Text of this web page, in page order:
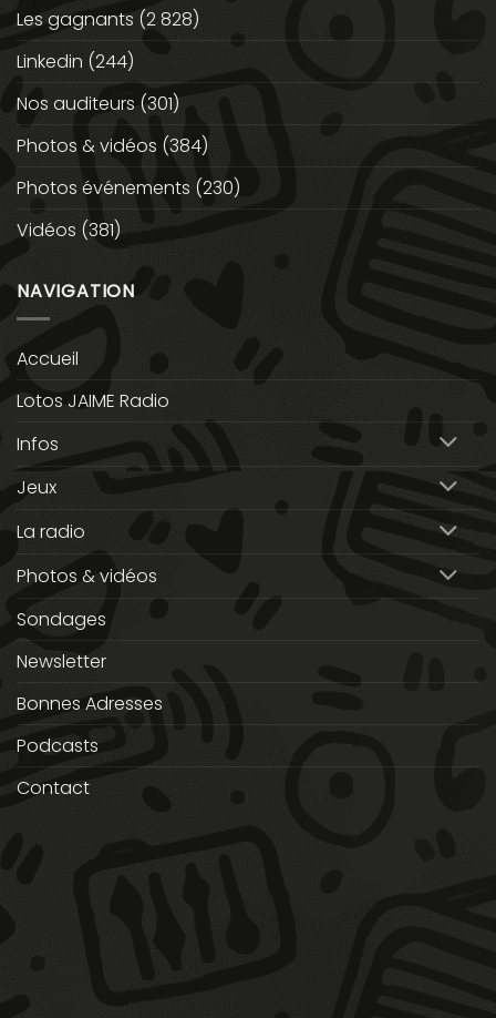
Les gagnants (2 828)
Linkedin (244)
Nos auditeurs (301)
Photos & vidéos (384)
Photos événements (230)
Vidéos (381)
NAVIGATION
Accueil
Lotos JAIME Radio
Infos
Jeux
La radio
Photos & vidéos
Sondages
Newsletter
Bonnes Adresses
Podcasts
Contact